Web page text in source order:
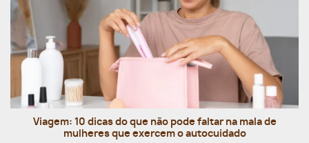
Viagem: 10 dicas do que não pode faltar na mala de
mulheres que exercem o autocuidado